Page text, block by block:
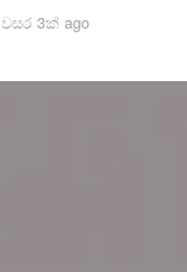
වසර 3ක් ago